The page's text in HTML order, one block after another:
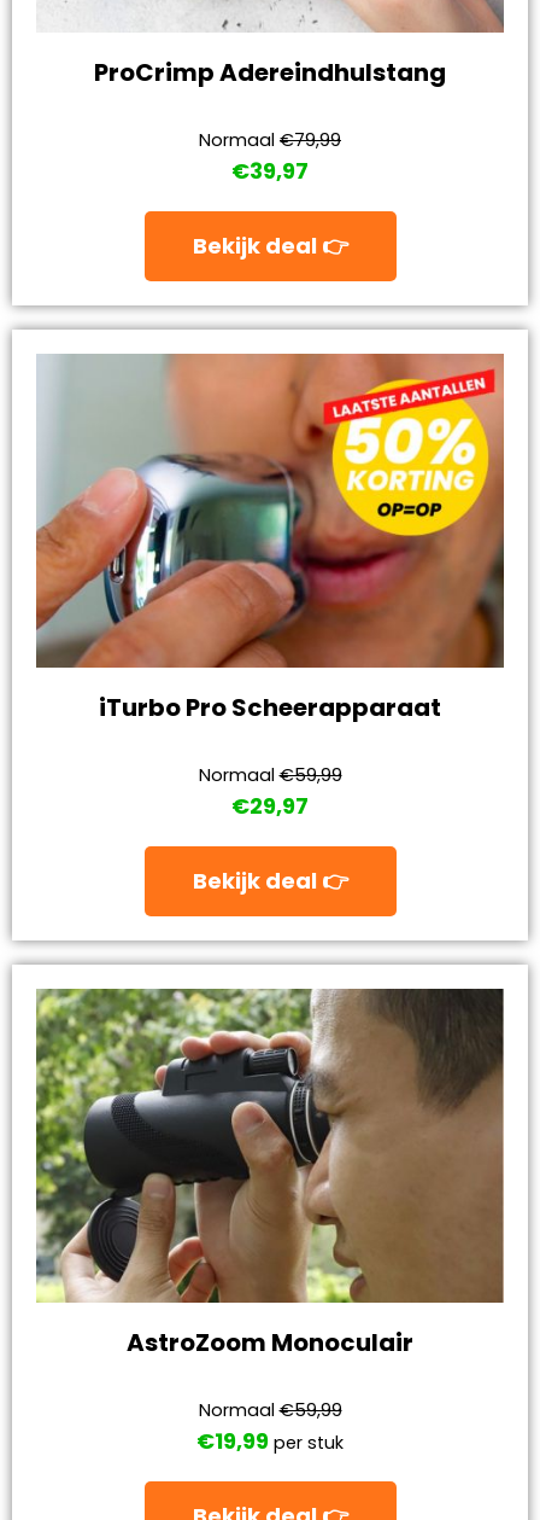
ProCrimp Adereindhulstang
Normaal €79,99
€39,97
Bekijk deal 👉
iTurbo Pro Scheerapparaat
Normaal€59,99
€29,97
Bekijk deal 👉
AstroZoom Monoculair
Normaal€59,99
€19,99 per stuk